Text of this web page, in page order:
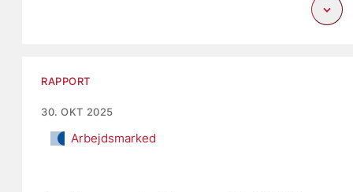
RAPPORT
30. OKT 2025
Arbejdsmarked